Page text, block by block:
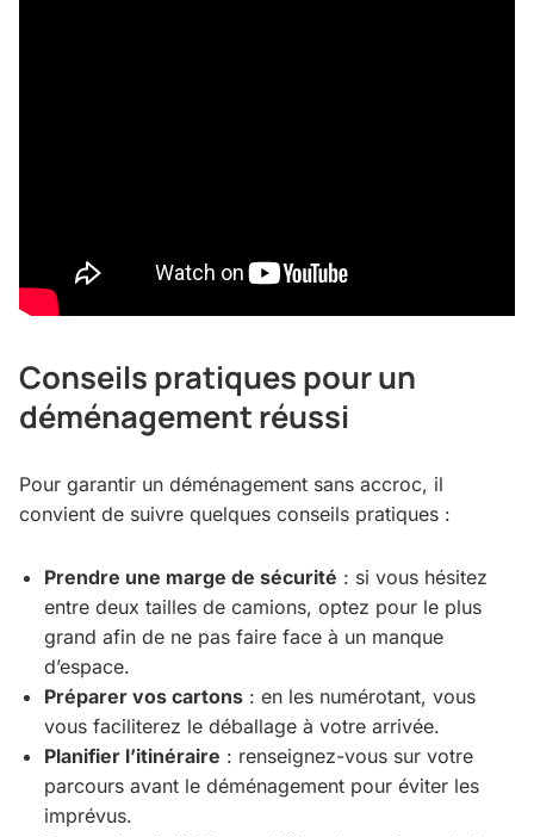
Conseils pratiques pour un
déménagement réussi
Pour garantir un déménagement sans accroc, il
convient de suivre quelques conseils pratiques :
Prendre une marge de sécurité : si vous hésitez
entre deux tailles de camions, optez pour le plus
grand afin de ne pas faire face à un manque
d’espace.
Préparer vos cartons: en les numérotant, vous
vous faciliterez le déballage à votre arrivée.
Planifier l’itinéraire : renseignez-vous sur votre
parcours avant le déménagement pour éviter les
imprévus.